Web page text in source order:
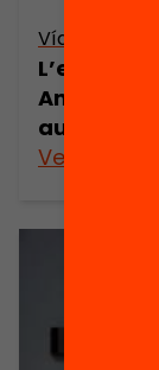
Vídeo
L’estat de
Anuari
autores
Veure’n més